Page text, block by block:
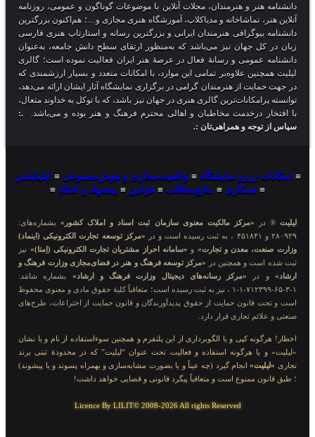
دانشنامه هنر و هنرمندان، مجلات آنلاین با موضوعات گوناگون و عمومی، روزنامه
آنلاین هنر، تماشاخانه و مدیاکلاب، آموزشگاه هنری مجازی و…؛ هم‌اکنون بزرگترین
دانشنامه بیوگرافی هنرمندان ایرانی و بزرگترین رسانه و استارتاپ هنری فارسی
زبان در کل جهان نیز می‌باشد که به‌منظور ارتقای سطح دانش جامعه، به‌عنوان
دانشنامه عمومی و رسانهٔ فعال در عرصهٔ هنر ایران فعالیت نموده است؛ گالری
لیلیت همچنین علاوه‌بر تمامی این موارد، با امکانات متعدد و بسیار ارزشمندی که
در جهت حمایت از هنرمندان گرامی در برگزاری نمایشگاه آثار ایشان ارائه می‌دهد،
توانسته پرامکانات‌ترین گالری هنری در جهان نیز باشد، که با توکل به خداوند متعال،
با افتخار درخدمت مخاطبان و اهالی محترم فرهنگ و هنر بوده و می‌باشد. .:
سپاس از توجه و همراهی‌تان :.
≡ امکانات رزرو نمایشگاه ≡واقعیت‌مجازی و هوش‌مصنوعی ≡ اپلیکیشن
≡ همکاری ≡ منابع‌مطالب ≡ قوانین ≡ پیشنهاد و انتقاد ≡
لیلیت ® در «مرکز مالکیت معنوی سازمان ثبت اسناد و املاک کشور»بشماره‌های:
۲۸۰۹۲۹ و ۴۵۱۸۴۱ ، به ثبت رسیده است و در
«مرکز توسعه تجارت الکترونیکی (اینماد)
وزارت صنعت، معدن و تجارت» و «سامانه احراز مشتریان تجارت الکترونیکی (اِمتا)» نیز
ثبت شده است و همچنین در
«مرکز توسعه فرهنگ و هنر در فضای‌مجازی وزارت فرهنگ و
ارشاد» و در «مرکز رسانه‌های دیجیتال وزارت فرهنگ و ارشاد» بشماره شامَد:
۱-۳-۶۵-۷۱۲۳۹۹-۱-۱ ، نیز به ثبت رسیده است؛ متعاقباً کلیهٔ حقوق مادی و معنوی محفوظ
است و تحت قانون حمایت از حقوق پدیدآورندگان و قانون حمایت از اختراعات، طرح‌های
صنعتی و علائم تجاری قرار دارد.
اخطار! هرگونه کپی و یا الگوبرداری از این پلتفرم و همچنین سوءاستفاده از نام و یا نشان
«لیلیت» و یا هرگونه استفاده و فعالیت تحت عنوان “لیلیت” که در محدودهٔ ثبتی برند
تجاری «لیلیت»انجام گیرد (چه عیناً و یا بصورت مشابه‌سازی و بهمراه پسوند و یا پیشوند)
؛ طبق قانون ممنوع است و متعاقباً پیگرد قانونی و قضایی خواهد داشت!
Licence By LILIT© 2008-2026 All rights Reserved